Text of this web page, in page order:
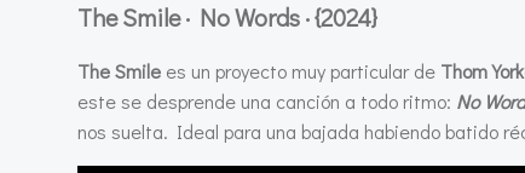
The Smile · No Words ·{2024}
The Smile es un proyecto muy particular de Thom
este se desprende una canción a todo ritmo: No
nos suelta. Ideal para una bajada habiendo batido